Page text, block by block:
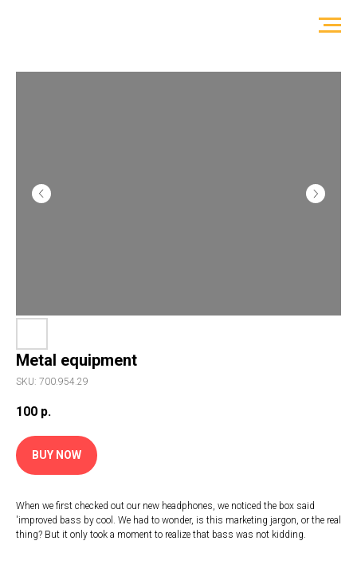
Metal equipment
SKU: 700.954.29
100 р.
BUY NOW
When we first checked out our new headphones, we noticed the box said
'improved bass by cool. We had to wonder, is this marketing jargon, or the real
thing? But it only took a moment to realize that bass was not kidding.